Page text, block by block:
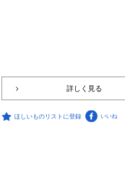
詳しく見る
ほしいものリストに登録 いいね